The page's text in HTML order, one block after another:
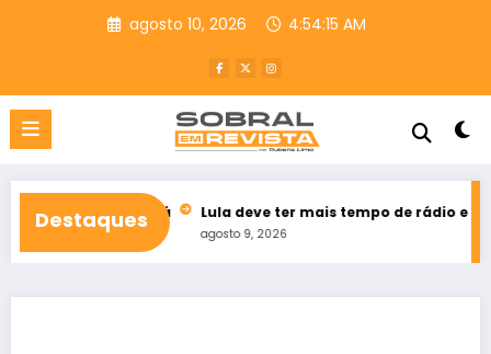
agosto 10, 2026 4:54:16 AM
Destaques
Ceará Lula deve ter mais tempo de rádio e TV que Flávio
agosto 9, 2026